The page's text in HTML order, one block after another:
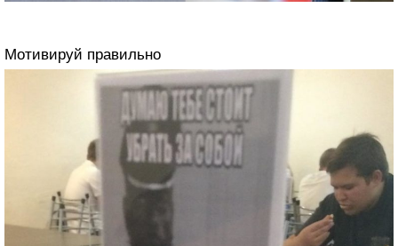
Мотивируй правильно